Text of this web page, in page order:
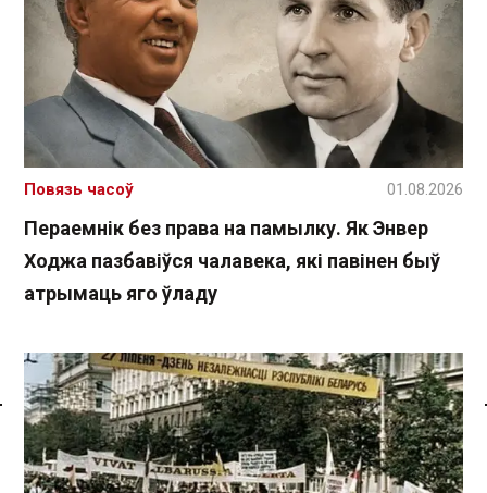
Спасылка без VPN
Пераемнік без права на памылку. Як Энвер
Ходжа пазбавіўся чалавека, які павінен быў
атрымаць яго ўладу
Повязь часоў 01.08.2026